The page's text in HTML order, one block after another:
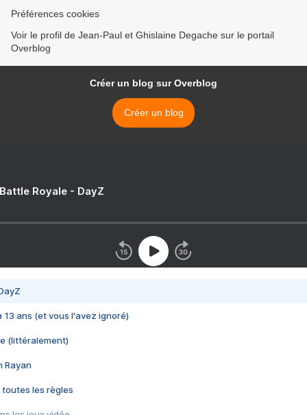
Préférences cookies
Voir le profil de Jean-Paul et Ghislaine Degache sur le portail
Overblog
Créer un blog sur Overblog
Créer un blog
Royale - DayZ
13 ans (et vous l'avez ignoré)
(littéralement)
Rayan
toutes les règles